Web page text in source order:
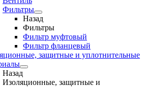
Фильтры
Назад
Фильтры
Фильтр муфтовый
Фильтр фланцевый
защитные и уплотнительные
Назад
Изоляционные, защитные и